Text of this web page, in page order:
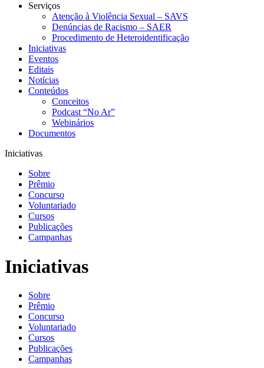
Serviços
Atenção à Violência Sexual – SAVS
Denúncias de Racismo – SAER
Procedimento de Heteroidentificação
Iniciativas
Eventos
Editais
Notícias
Conteúdos
Conceitos
Podcast “No Ar”
Webinários
Documentos
Iniciativas
Sobre
Prêmio
Concurso
Voluntariado
Cursos
Publicações
Campanhas
Iniciativas
Sobre
Prêmio
Concurso
Voluntariado
Cursos
Publicações
Campanhas